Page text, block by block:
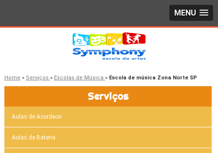
MENU
Home » Serviços » Escolas de Música » Escola de música Zona Norte SP
Serviços
Aulas de Acordeon
Aulas de Bateria